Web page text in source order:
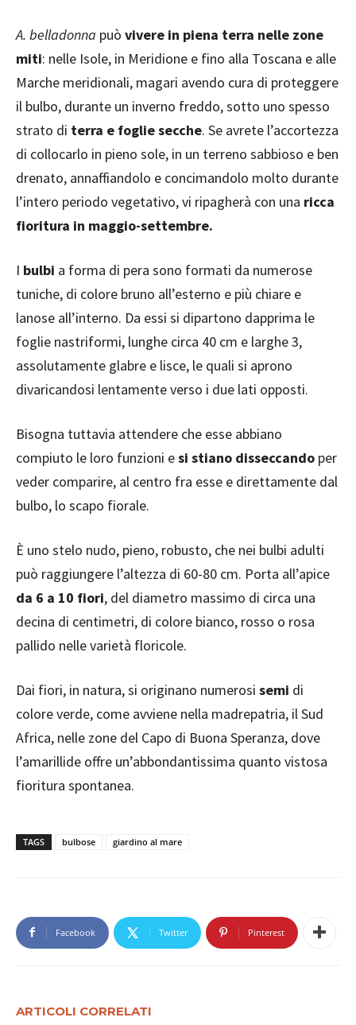
A. belladonna può vivere in piena terra nelle zone
miti: nelle Isole, in Meridione e fino alla Toscana e alle
Marche meridionali, magari avendo cura di proteggere
il bulbo, durante un inverno freddo, sotto uno spesso
strato di terra e foglie secche. Se avrete l’accortezza
di collocarlo in pieno sole, in un terreno sabbioso e ben
drenato, annaffiandolo e concimandolo molto durante
l’intero periodo vegetativo, vi ripagherà con una ricca
fioritura in maggio-settembre.
I bulbi a forma di pera sono formati da numerose
tuniche, di colore bruno all’esterno e più chiare e
lanose all’interno. Da essi si dipartono dapprima le
foglie nastriformi, lunghe circa 40 cm e larghe 3,
assolutamente glabre e lisce, le quali si aprono
divaricandosi lentamente verso i due lati opposti.
Bisogna tuttavia attendere che esse abbiano
compiuto le loro funzioni esi stiano disseccando per
veder comparire, al centro fra esse e direttamente dal
bulbo, lo scapo fiorale.
È uno stelo nudo, pieno, robusto, che nei bulbi adulti
può raggiungere l’altezza di 60-80 cm. Porta all’apice
da 6 a 10 fiori, del diametro massimo di circa una
decina di centimetri, di colore bianco, rosso o rosa
pallido nelle varietà floricole.
Dai fiori, in natura, si originano numerosi semi di
colore verde, come avviene nella madrepatria, il Sud
Africa, nelle zone del Capo di Buona Speranza, dove
l’amarillide offre un’abbondantissima quanto vistosa
fioritura spontanea.
TAGS bulbose giardino al mare
Facebook Twitter Pinterest
ARTICOLI CORRELATI